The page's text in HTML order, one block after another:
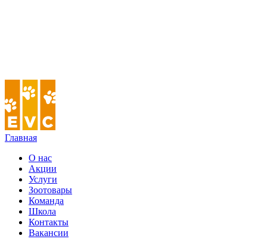
Главная
О нас
Акции
Услуги
Зоотовары
Команда
Школа
Контакты
Вакансии